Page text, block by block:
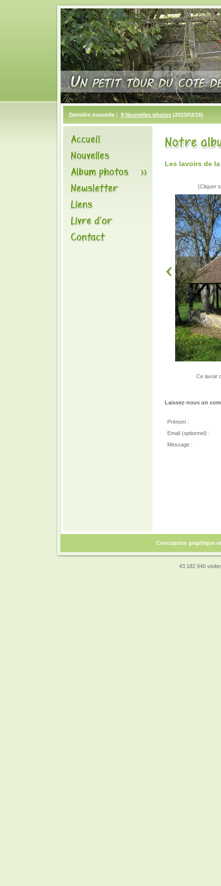
Dernière nouvelle : 9 Nouvelles photos (2023/02/16)
Les lavoirs de
(Cliquer
Ce lavoir
Laissez-nous un
Prénom :
Email (optionnel) :
Message :
Conception graphique
43 182 940